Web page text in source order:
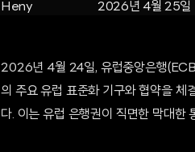
Heny 2026년 4월 25일
2026년 4월 24일, 유럽중앙은행
의 주요 유럽 표준화 기구와 협약을 체
다. 이는 유럽 은행권이 직면한 막대한